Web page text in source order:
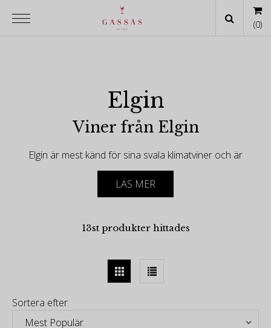
Elgin
Viner från Elgin
Elgin är mest känd för sina svala klimatviner och är
en av de framväxande sydafrikanska vinregionerna,
som ligger strax utanför Kapstaden.
Elgin, 65 km (40 miles) sydost om Kapstaden, är en
Aromatiska sorter som Sauvignon Blanc, Pinot Noir
och Chardonnay känns mest hemma i Elgins svala
LÄS MER
13st produkter hittades
Sortera efter
(0)